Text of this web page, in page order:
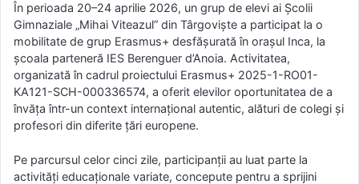
În perioada 20–24 aprilie 2026, un grup de elevi ai Școlii
Gimnaziale „Mihai Viteazul” din Târgoviște a participat la o
mobilitate de grup Erasmus+ desfășurată în orașul Inca, la
școala parteneră IES Berenguer d’Anoia. Activitatea,
organizată în cadrul proiectului Erasmus+ 2025-1-RO01-
KA121-SCH-000336574, a oferit elevilor oportunitatea de a
învăța într-un context internațional autentic, alături de colegi și
profesori din diferite țări europene.
Pe parcursul celor cinci zile, participanții au luat parte la
activități educaționale variate, concepute pentru a sprijini